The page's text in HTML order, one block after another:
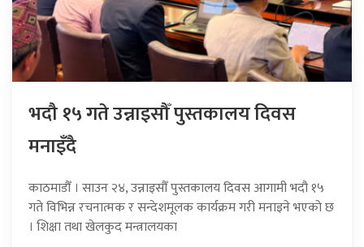
भदौ १५ गते उन्नाइसौँ पुस्तकालय दिवस
मनाइँदै
काठमाडौँ । साउन २४, उन्नाइसौँ पुस्तकालय दिवस आगामी भदौ १५
गते विभिन्न रचनात्मक र सन्देशमूलक कार्यक्रम गरी मनाइने भएको छ
। शिक्षा तथा खेलकुद मन्त्रालयका